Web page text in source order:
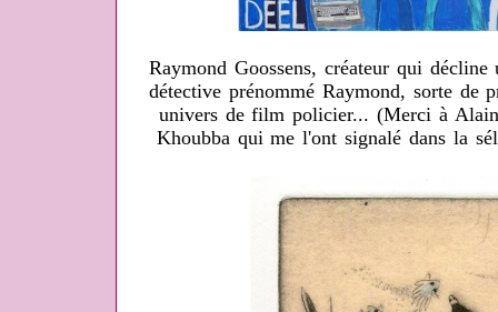
Raymond Goossens, créateur qui
détective prénommé Raymond, sorte de
univers de film policier... (Merci à
Khoubba qui me l'ont signalé dans la